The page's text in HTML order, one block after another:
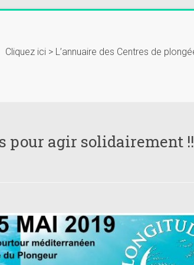
Cliquez ici > L’annuaire des Centres de
pour agir solidairement